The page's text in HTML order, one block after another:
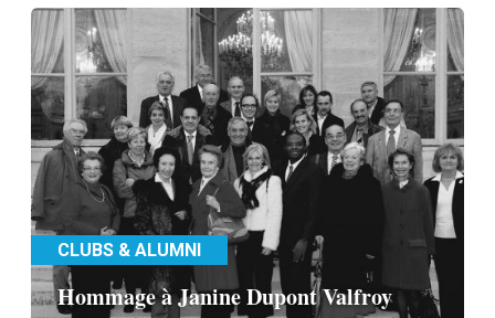
CLUBS & ALUMNI
Hommage à Janine Dupont Valfroy